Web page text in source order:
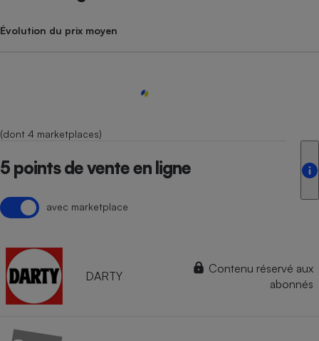
Évolution du prix moyen
(dont 4 marketplaces)
5 points de vente en ligne
avec marketplace
DARTY
Contenu réservé aux
abonnés